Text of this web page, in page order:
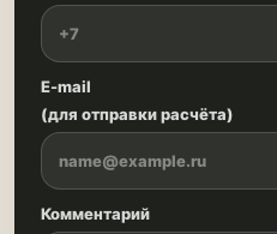
E-mail
(для отправки расчёта)
Комментарий